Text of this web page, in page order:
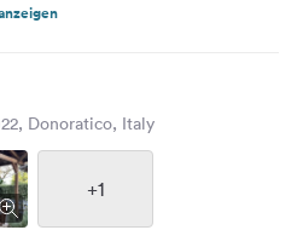
Donoratico, Italy
+1